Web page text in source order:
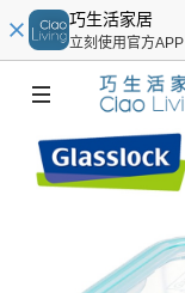
巧生活家居
立刻使用官方APP